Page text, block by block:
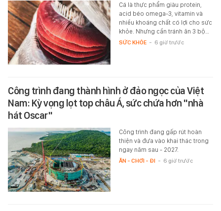
Cá là thực phẩm giàu protein,
acid béo omega-3, vitamin và
nhiều khoáng chất có lợi cho sức
khỏe. Nhưng cần tránh ăn 3 bộ…
SỨC KHỎE - 6 giờ trước
Công trình đang thành hình ở đảo ngọc của Việt
Nam: Kỳ vọng lọt top châu Á, sức chứa hơn "nhà
hát Oscar"
Công trình đang gấp rút hoàn
thiện và đưa vào khai thác trong
ngay năm sau - 2027.
ĂN - CHƠI - ĐI - 6 giờ trước